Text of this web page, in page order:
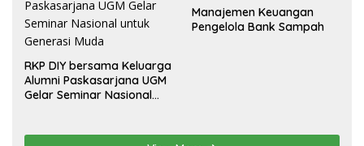
RKP DIY bersama Keluarga
Alumni Paskasarjana UGM
Gelar Seminar Nasional
Manajemen Keuangan
Pengelola Bank Sampah